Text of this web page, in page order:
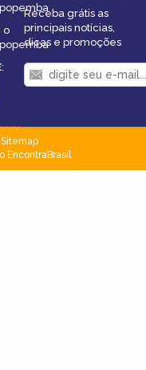
o
:
Receba grátis as
principais notícias,
dicas e promoções
Sitemap
EncontraBrasil